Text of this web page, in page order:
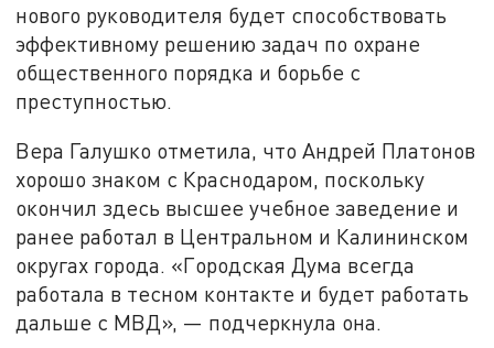
нового руководителя будет способствовать
эффективному решению задач по охране
общественного порядка и борьбе с
преступностью.
Вера Галушко отметила, что Андрей Платонов
хорошо знаком с Краснодаром, поскольку
окончил здесь высшее учебное заведение и
ранее работал в Центральном и Калининском
округах города. «Городская Дума всегда
работала в тесном контакте и будет работать
дальше с МВД», — подчеркнула она.